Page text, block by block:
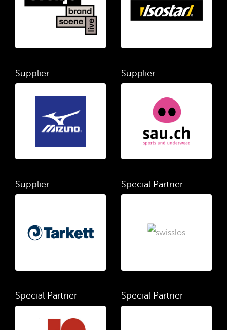
Supplier Supplier
Supplier Special Partner
Special Partner Special Partner